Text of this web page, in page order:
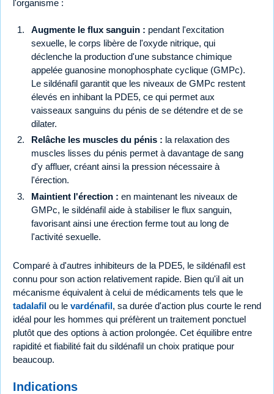
l'organisme :
Augmente le flux sanguin : pendant l'excitation
sexuelle, le corps libère de l'oxyde nitrique, qui
déclenche la production d'une substance chimique
appelée guanosine monophosphate cyclique (GMPc).
Le sildénafil garantit que les niveaux de GMPc restent
élevés en inhibant la PDE5, ce qui permet aux
vaisseaux sanguins du pénis de se détendre et de se
dilater.
Relâche les muscles du pénis : la relaxation des
muscles lisses du pénis permet à davantage de sang
d'y affluer, créant ainsi la pression nécessaire à
l'érection.
Maintient l'érection : en maintenant les niveaux de
GMPc, le sildénafil aide à stabiliser le flux sanguin,
favorisant ainsi une érection ferme tout au long de
l'activité sexuelle.
Comparé à d'autres inhibiteurs de la PDE5, le sildénafil est
connu pour son action relativement rapide. Bien qu'il ait un
mécanisme équivalent à celui de médicaments tels que le
tadalafil ou le vardénafil, sa durée d'action plus courte le rend
idéal pour les hommes qui préfèrent un traitement ponctuel
plutôt que des options à action prolongée. Cet équilibre entre
rapidité et fiabilité fait du sildénafil un choix pratique pour
beaucoup.
Indications